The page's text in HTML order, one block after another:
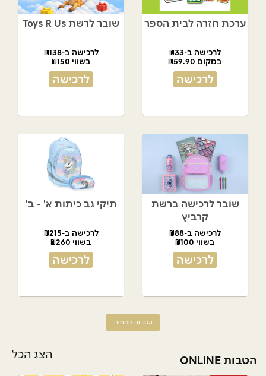
ערכת חזרה לבית הספר
לרכישה ב-₪33
במקום ₪59.90
לרכישה
שובר לרשת Toys R Us
לרכישה ב-₪138
בשווי ₪150
לרכישה
שובר לרכישה ברשת
קרביץ
לרכישה ב-₪88
בשווי ₪100
לרכישה
תיקי גב כיתות א' - ב'
לרכישה ב-₪215
בשווי ₪260
לרכישה
הטבות נוספות
הטבות ONLINE הצג הכל